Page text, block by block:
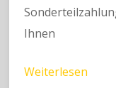
Ihnen
Weiterlesen